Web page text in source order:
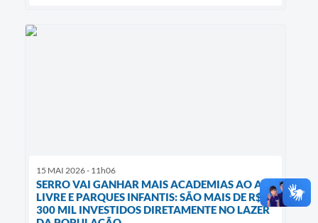
15 MAI 2026 - 11h06
SERRO VAI GANHAR MAIS ACADEMIAS AO AR
LIVRE E PARQUES INFANTIS: SÃO MAIS DE R$
300 MIL INVESTIDOS DIRETAMENTE NO LAZER